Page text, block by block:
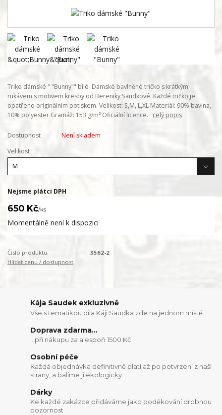
Triko dámské " "Bunny"" bílé Dámské bavlněné tričko s krátkým
rukávem s motivem kresby od Bereniky Saudkové. Každé tričko je
opatřeno originálním potiskem. Velikost: S,M, L,XL Materiál: 90% bavlna,
10% polyester Gramáž: 153 g/m² Oficiální licence. celý popis
Dostupnost
Není skladem
Velikost
Nejsme plátci DPH
650 Kč/ks
Momentálně není k dispozici
Číslo produktu:
3562-2
Hlídat cenu / dostupnost
Kája Saudek exkluzivně
Vše s tematikou díla Káji Saudka zde na jednom místě.
Doprava zdarma...
...při nákupu za alespoň 1500 Kč
Osobní péče
Každá objednávka definitivně platí až po potvrzení z naší
strany, a balíme ji ekologicky.
Dárky
Ke každé zakázce přidáváme jako poděkování drobnou
pozornost